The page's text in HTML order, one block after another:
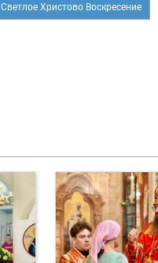
Светлое Христово Воскресение